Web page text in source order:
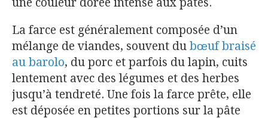
La farce est généralement composée d’un
mélange de viandes, souvent du bœuf braisé
au barolo, du porc et parfois du lapin, cuits
lentement avec des légumes et des herbes
jusqu’à tendreté. Une fois la farce prête, elle
est déposée en petites portions sur la pâte